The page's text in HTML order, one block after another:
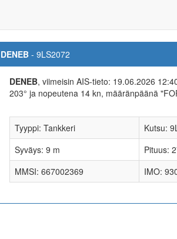
DENEB - 9LS2072
DENEB, viimeisin AIS-tieto: 19.06.2026
203° ja nopeutena 14 kn, määränpäänä
Tyyppi: Tankkeri Kutsu:
Syväys: 9 m
Pituus:
MMSI: 667002369
IMO: